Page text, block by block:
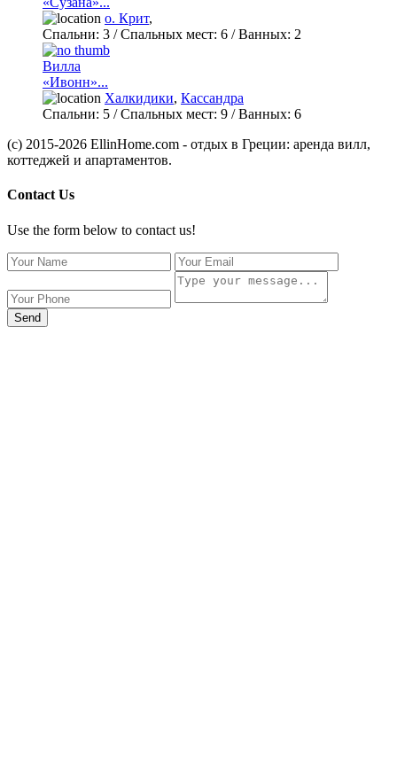
о. Крит,
Спальни: 3 / Спальных мест: 6 /Ванных: 2
Вилла
«Ивонн»...
Халкидики, Кассандра
Спальни: 5 / Спальных мест: 9 /Ванных: 6
(c) 2015-2026 EllinHome.com - отдых в Греции: аренда вилл,
коттеджей и апартаментов.
Contact Us
Use the form below to contact us!
Send